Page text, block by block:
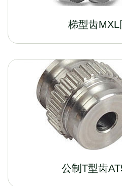
梯型齿MXL
公制T型齿